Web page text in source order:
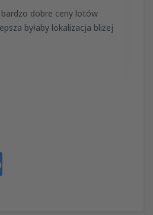
dobre ceny lotów
byłaby lokalizacja bliżej